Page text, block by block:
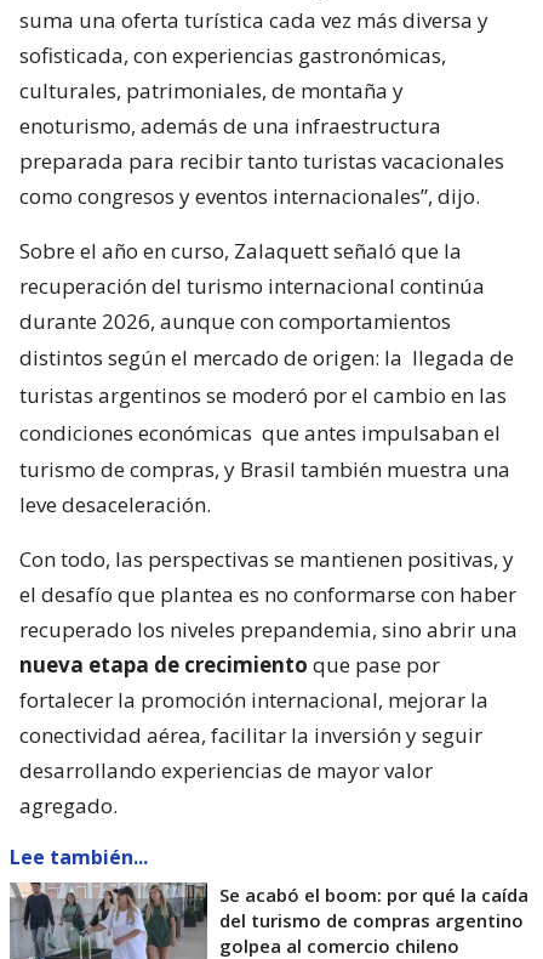
suma una oferta turística cada vez más diversa y
sofisticada, con experiencias gastronómicas,
culturales, patrimoniales, de montaña y
enoturismo, además de una infraestructura
preparada para recibir tanto turistas vacacionales
como congresos y eventos internacionales”, dijo.
Sobre el año en curso, Zalaquett señaló que la
recuperación del turismo internacional continúa
durante 2026, aunque con comportamientos
distintos según el mercado de origen: la llegada de
turistas argentinos se moderó por el cambio en las
condiciones económicas que antes impulsaban el
turismo de compras, y Brasil también muestra una
leve desaceleración.
Con todo, las perspectivas se mantienen positivas, y
el desafío que plantea es no conformarse con haber
recuperado los niveles prepandemia, sino abrir una
nueva etapa de crecimiento que pase por
fortalecer la promoción internacional, mejorar la
conectividad aérea, facilitar la inversión y seguir
desarrollando experiencias de mayor valor
agregado.
Lee también...
Se acabó el boom: por qué la caída
del turismo de compras argentino
golpea al comercio chileno